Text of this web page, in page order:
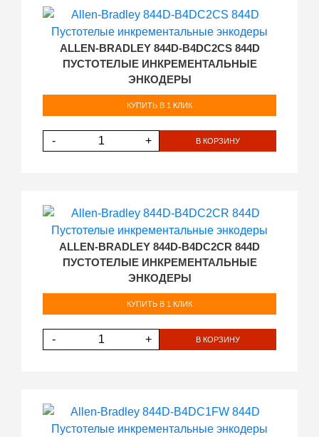
ALLEN-BRADLEY 844D-B4DC2CS 844D
ПУСТОТЕЛЫЕ ИНКРЕМЕНТАЛЬНЫЕ
ЭНКОДЕРЫ
КУПИТЬ В 1 КЛИК
- + В КОРЗИНУ
ALLEN-BRADLEY 844D-B4DC2CR 844D
ПУСТОТЕЛЫЕ ИНКРЕМЕНТАЛЬНЫЕ
ЭНКОДЕРЫ
КУПИТЬ В 1 КЛИК
- + В КОРЗИНУ